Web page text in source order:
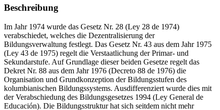
Beschreibung
Im Jahr 1974 wurde das Gesetz Nr. 28 (Ley 28 de 1974)
verabschiedet, welches die Dezentralisierung der
Bildungsverwaltung festlegt. Das Gesetz Nr. 43 aus dem Jahr 1975
(Ley 43 de 1975) regelt die Verstaatlichung der Primar- und
Sekundarstufe. Auf Grundlage dieser beiden Gesetze regelt das
Dekret Nr. 88 aus dem Jahr 1976 (Decreto 88 de 1976) die
Organisation und Grundkonzeption der Bildungsstufen des
kolumbianischen Bildungssystems. Ausdifferenziert wurde dies mit
der Verabschiedung des Bildungsgesetzes 1994 (Ley General de
Educación). Die Bildungsstruktur hat sich seitdem nicht mehr